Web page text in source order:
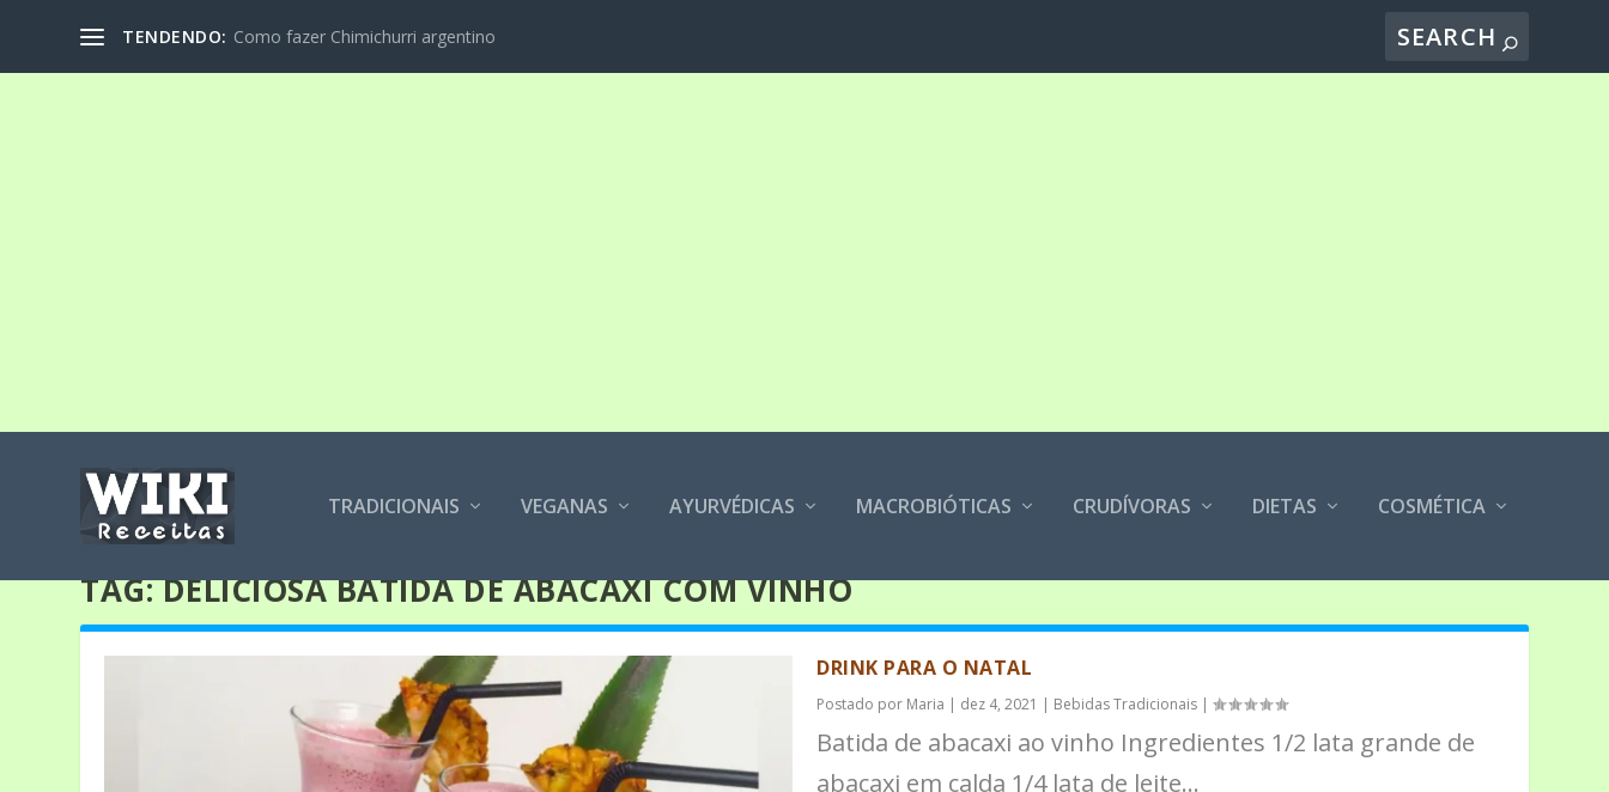
TENDENDO: Como fazer Chimichurri argentino
TRADICIONAIS VEGANAS AYURVÉDICAS MACROBIÓTICAS CRUDÍVORAS DIETAS COSMÉTICA
TAG:DELICIOSA BATIDA DE ABACAXI COM VINHO
DRINK PARA O NATAL
Postado por Maria | dez 4, 2021 | Bebidas Tradicionais |
Batida de abacaxi ao vinho Ingredientes 1/2 lata grande de
abacaxi em calda 1/4 lata de leite...